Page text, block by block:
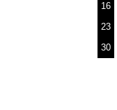
16
23
30